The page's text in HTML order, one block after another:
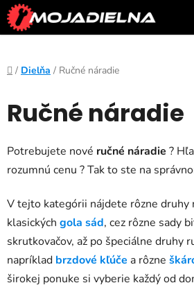
Prejsť
na
obsah
Domov
/ Dielňa / Ručné náradie
Ručné náradie
Potrebujete nové ručné náradie ?
rozumnú cenu ? Tak to ste na
V tejto kategórii nájdete rôzne druhy
klasických gola sád, cez rôzne sady
skrutkovačov, až po špeciálne druhy
napríklad brzdové kľúče a rôzne
širokej ponuke si vyberie každý od